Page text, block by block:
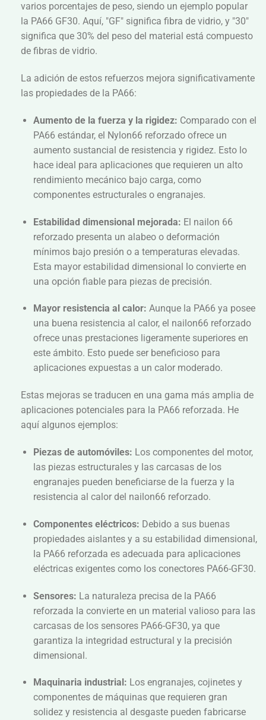
varios porcentajes de peso, siendo un ejemplo popular
la PA66 GF30. Aquí, "GF" significa fibra de vidrio, y "30"
significa que 30% del peso del material está compuesto
de fibras de vidrio.
La adición de estos refuerzos mejora significativamente
las propiedades de la PA66:
Aumento de la fuerza y la rigidez: Comparado con el
PA66 estándar, el Nylon66 reforzado ofrece un
aumento sustancial de resistencia y rigidez. Esto lo
hace ideal para aplicaciones que requieren un alto
rendimiento mecánico bajo carga, como
componentes estructurales o engranajes.
Estabilidad dimensional mejorada: El nailon 66
reforzado presenta un alabeo o deformación
mínimos bajo presión o a temperaturas elevadas.
Esta mayor estabilidad dimensional lo convierte en
una opción fiable para piezas de precisión.
Mayor resistencia al calor: Aunque la PA66 ya posee
una buena resistencia al calor, el nailon66 reforzado
ofrece unas prestaciones ligeramente superiores en
este ámbito. Esto puede ser beneficioso para
aplicaciones expuestas a un calor moderado.
Estas mejoras se traducen en una gama más amplia de
aplicaciones potenciales para la PA66 reforzada. He
aquí algunos ejemplos:
Piezas de automóviles: Los componentes del motor,
las piezas estructurales y las carcasas de los
engranajes pueden beneficiarse de la fuerza y la
resistencia al calor del nailon66 reforzado.
Componentes eléctricos: Debido a sus buenas
propiedades aislantes y a su estabilidad dimensional,
la PA66 reforzada es adecuada para aplicaciones
eléctricas exigentes como los conectores PA66-GF30.
Sensores: La naturaleza precisa de la PA66
reforzada la convierte en un material valioso para las
carcasas de los sensores PA66-GF30, ya que
garantiza la integridad estructural y la precisión
dimensional.
Maquinaria industrial: Los engranajes, cojinetes y
componentes de máquinas que requieren gran
solidez y resistencia al desgaste pueden fabricarse